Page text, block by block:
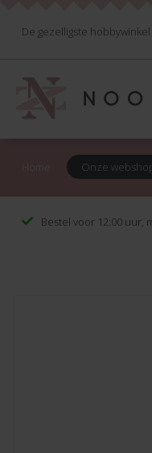
De gezelligste
Onze
Bestel voor 12:00 uur,